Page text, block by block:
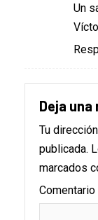
Un
Deja
Tu
publicada.
marcados
Comentario